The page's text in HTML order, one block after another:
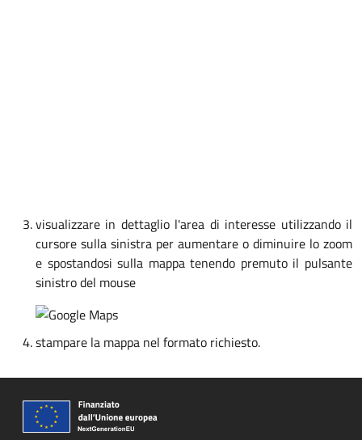
visualizzare in dettaglio l'area di interesse utilizzando il
cursore sulla sinistra per aumentare o diminuire lo zoom
e spostandosi sulla mappa tenendo premuto il pulsante
sinistro del mouse
stampare la mappa nel formato richiesto.